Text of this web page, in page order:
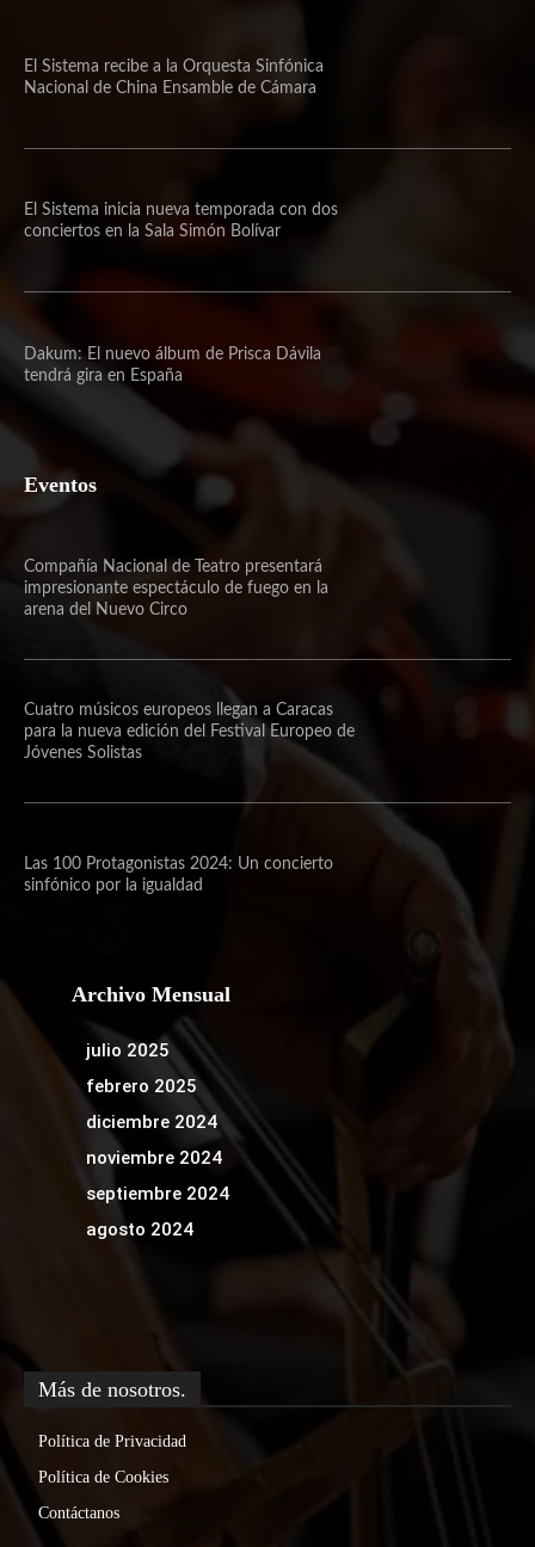
El Sistema recibe a la Orquesta Sinfónica
Nacional de China Ensamble de Cámara
El Sistema inicia nueva temporada con dos
conciertos en la Sala Simón Bolívar
Dakum: El nuevo álbum de Prisca Dávila
tendrá gira en España
Eventos
Compañía Nacional de Teatro presentará
impresionante espectáculo de fuego en la
arena del Nuevo Circo
Cuatro músicos europeos llegan a Caracas
para la nueva edición del Festival Europeo de
Jóvenes Solistas
Las 100 Protagonistas 2024: Un concierto
sinfónico por la igualdad
Archivo Mensual
julio 2025
febrero 2025
diciembre 2024
noviembre 2024
septiembre 2024
agosto 2024
Más de nosotros.
Política de Privacidad
Política de Cookies
Contáctanos